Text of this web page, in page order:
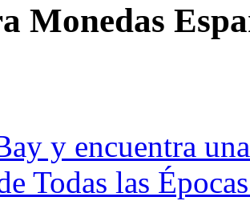
Monedas
y encuentra
Todas las